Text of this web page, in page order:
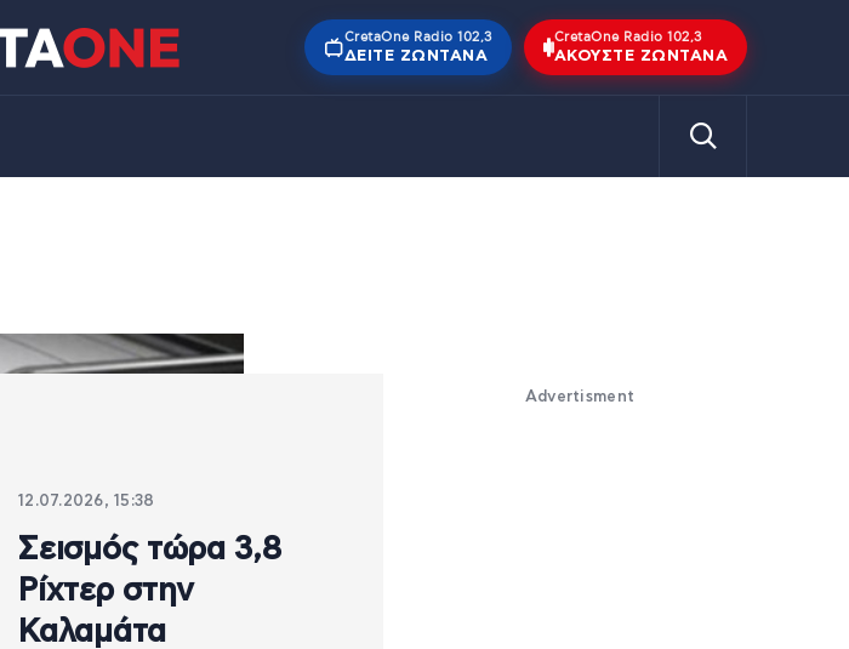
CretaOne Radio 102,3
ΔΕΊΤΕ ΖΩΝΤΑΝΆ
CretaOne Radio 102,3
ΑΚΟΎΣΤΕ ΖΩΝΤΑΝΆ
12.07.2026, 15:38
Σεισμός τώρα 3,8
Ρίχτερ στην
Καλαμάτα
Advertisment